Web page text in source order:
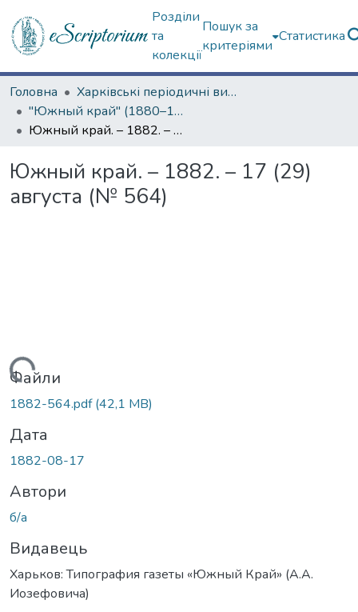
Розділи
та
колекції
Пошук за
критеріями
Статистика
Головна
Харківські періодичні видання
"Южный край" (1880–1919 гг.)
Южный край. – 1882. – 17 (29) августа (№ 564)
Южный край. – 1882. – 17 (29)
августа (№ 564)
Вантажиться...
Файли
1882-564.pdf(42,1 MB)
Дата
1882-08-17
Автори
б/а
Видавець
Харьков: Типография газеты «Южный Край» (А.А.
Иозефовича)